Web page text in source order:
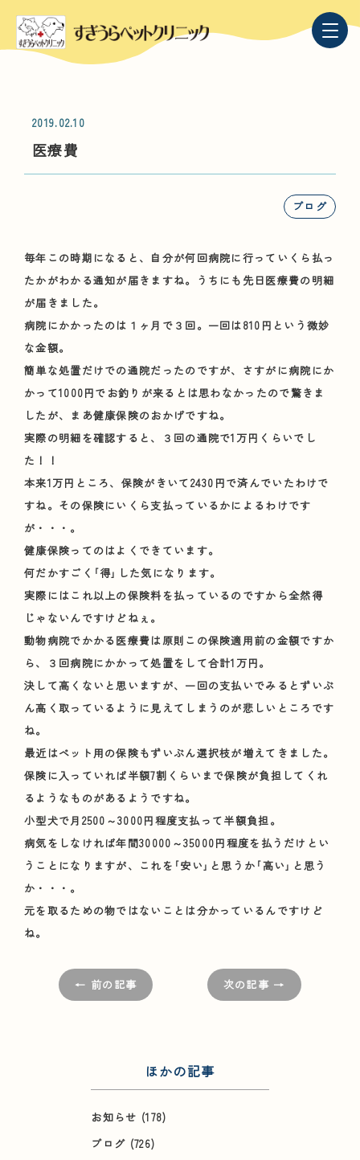
2019.02.10
医療費
ブログ
毎年この時期になると、自分が何回病院に行っていくら払っ
たかがわかる通知が届きますね。うちにも先日医療費の明細
が届きました。
病院にかかったのは１ヶ月で３回。一回は810円という微妙
な金額。
簡単な処置だけでの通院だったのですが、さすがに病院にか
かって1000円でお釣りが来るとは思わなかったので驚きま
したが、まあ健康保険のおかげですね。
実際の明細を確認すると、３回の通院で1万円くらいでし
た！！
本来1万円ところ、保険がきいて2430円で済んでいたわけで
すね。その保険にいくら支払っているかによるわけです
が・・・。
健康保険ってのはよくできています。
何だかすごく｢得｣した気になります。
実際にはこれ以上の保険料を払っているのですから全然得
じゃないんですけどねぇ。
動物病院でかかる医療費は原則この保険適用前の金額ですか
ら、３回病院にかかって処置をして合計1万円。
決して高くないと思いますが、一回の支払いでみるとずいぶ
ん高く取っているように見えてしまうのが悲しいところです
ね。
最近はペット用の保険もずいぶん選択枝が増えてきました。
保険に入っていれば半額7割くらいまで保険が負担してくれ
るようなものがあるようですね。
小型犬で月2500～3000円程度支払って半額負担。
病気をしなければ年間30000～35000円程度を払うだけとい
うことになりますが、これを｢安い｣と思うか｢高い｣と思う
か・・・。
元を取るための物ではないことは分かっているんですけど
ね。
← 前の記事 次の記事 →
ほかの記事
お知らせ (178)
ブログ (726)